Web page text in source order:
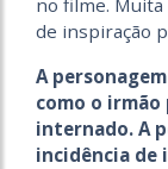
no filme.
de inspiração
A
como o
internado. A
incidência de